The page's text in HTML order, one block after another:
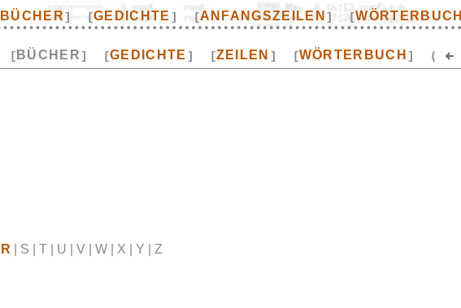
BÜCHER] [GEDICHTE ] [ANFANGSZEILEN ] [WÖRTERBUCH
[ BÜCHER] [GEDICHTE ] [ZEILEN ] [WÖRTERBUCH ] (
R | S | T | U | V | W | X | Y | Z